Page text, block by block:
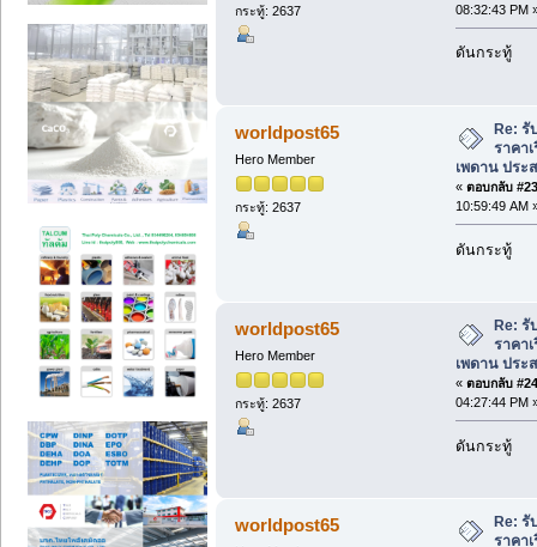
กระทู้: 2637
08:32:43 PM
ดันกระทู้
worldpost65
Hero Member
กระทู้: 2637
Re: รั
ราคา
เพดาน ประ
« ตอบกลับ
10:59:49 AM
ดันกระทู้
worldpost65
Hero Member
กระทู้: 2637
Re: รั
ราคา
เพดาน ประ
« ตอบกลับ
04:27:44 PM
ดันกระทู้
worldpost65
Re:
ราคา